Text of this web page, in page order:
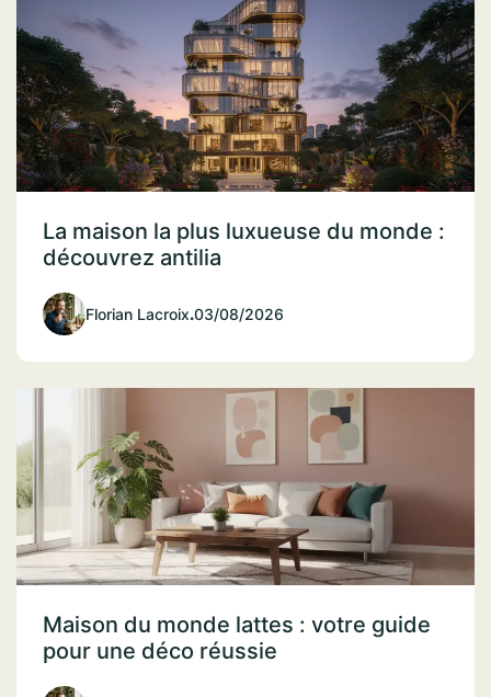
La maison la plus luxueuse du monde :
découvrez antilia
Florian Lacroix.03/08/2026
Maison du monde lattes : votre guide
pour une déco réussie